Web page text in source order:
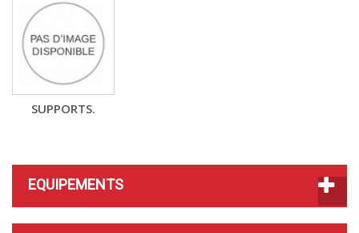
SUPPORTS.
EQUIPEMENTS